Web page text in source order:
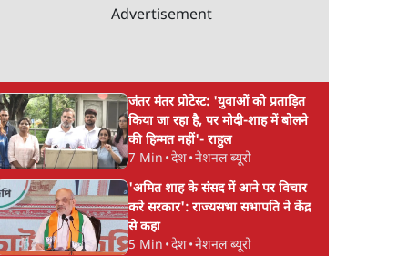
Advertisement
जंतर मंतर प्रोटेस्ट: 'युवाओं को प्रताड़ित
किया जा रहा है, पर मोदी-शाह में बोलने
की हिम्मत नहीं'- राहुल
7 Min •देश•नेशनल ब्यूरो
'अमित शाह के संसद में आने पर विचार
करे सरकार': राज्यसभा सभापति ने केंद्र
से कहा
5 Min •देश•नेशनल ब्यूरो